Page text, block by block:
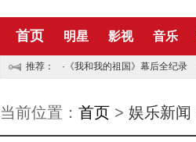
首页 明星 影视 音乐
推荐： · 《我和我的祖国》幕后全纪录
当前位置： 首页 > 娱乐新闻